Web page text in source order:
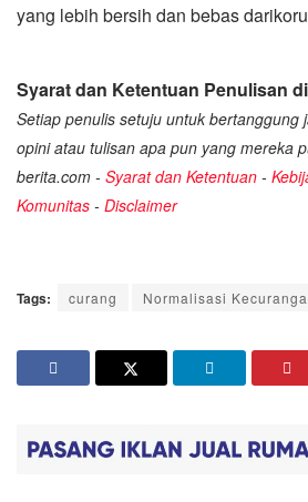
yang lebih bersih dan bebas
Syarat dan Ketentuan Penulisan
Setiap penulis setuju untuk bertanggung
opini atau tulisan apa pun yang mereka
berita.com - Syarat dan Ketentuan -
Komunitas - Disclaimer
Tags: curang Normalisasi